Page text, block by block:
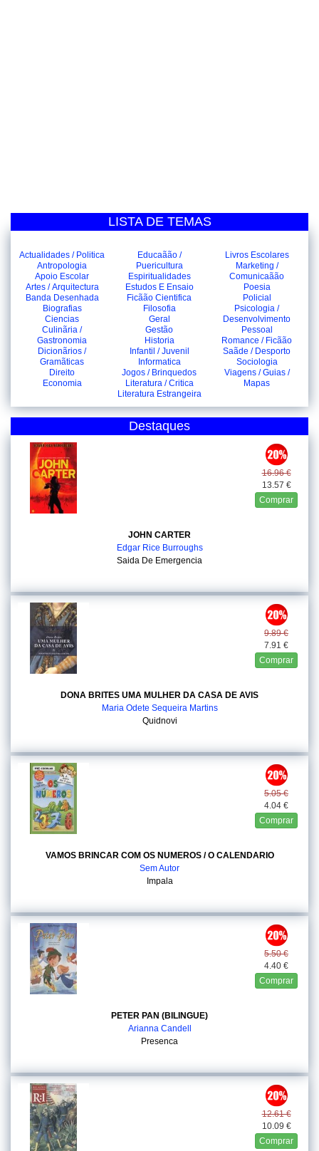
LISTA DE TEMAS
Actualidades / Politica
Antropologia
Apoio Escolar
Artes / Arquitectura
Banda Desenhada
Biografias
Ciencias
Culinãria /
Gastronomia
Dicionãrios /
Gramãticas
Direito
Economia
Educaãão /
Puericultura
Espiritualidades
Estudos E Ensaio
Ficãão Cientifica
Filosofia
Geral
Gestão
Historia
Infantil / Juvenil
Informatica
Jogos / Brinquedos
Literatura / Critica
Literatura Estrangeira
Livros Escolares
Marketing /
Comunicaãão
Poesia
Policial
Psicologia /
Desenvolvimento
Pessoal
Romance / Ficãão
Saãde / Desporto
Sociologia
Viagens / Guias /
Mapas
Destaques
16.96 €
13.57 €
Comprar
JOHN CARTER
Edgar Rice Burroughs
Saida De Emergencia
9.89 €
7.91 €
Comprar
DONA BRITES UMA MULHER DA CASA DE AVIS
Maria Odete Sequeira Martins
Quidnovi
5.05 €
4.04 €
Comprar
VAMOS BRINCAR COM OS NUMEROS / O CALENDARIO
Sem Autor
Impala
5.50 €
4.40 €
Comprar
PETER PAN (BILINGUE)
Arianna Candell
Presenca
12.61 €
10.09 €
Comprar